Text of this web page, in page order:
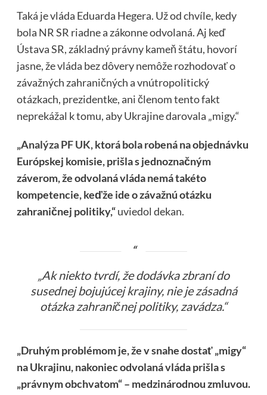
Taká je vláda Eduarda Hegera. Už od chvíle, kedy
bola NR SR riadne a zákonne odvolaná. Aj keď
Ústava SR, základný právny kameň štátu, hovorí
jasne, že vláda bez dôvery nemôže rozhodovať o
závažných zahraničných a vnútropolitický
otázkach, prezidentke, ani členom tento fakt
neprekážal k tomu, aby Ukrajine darovala „migy.“
„Analýza PF UK,ktorá bola robená na objednávku
Európskej komisie, prišla s jednoznačným
záverom, že odvolaná vláda nemá takéto
kompetencie, keďže ide o závažnú otázku
zahraničnej politiky,“uviedol dekan.
„Ak niekto tvrdí, že dodávka zbraní do
susednej bojujúcej krajiny, nie je zásadná
otázka zahraničnej politiky, zavádza.“
„Druhým problémom je, že v snahe dostať „migy“
na Ukrajinu, nakoniec odvolaná vláda prišla s
„právnym obchvatom“ – medzinárodnou zmluvou.